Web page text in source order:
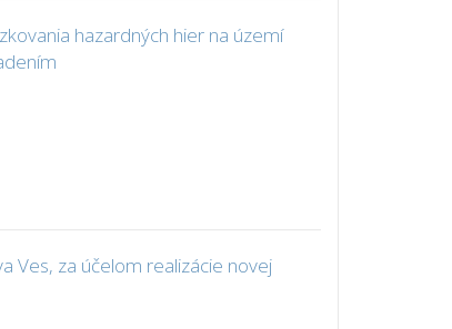
hazardných hier na území
Ves, za účelom realizácie novej